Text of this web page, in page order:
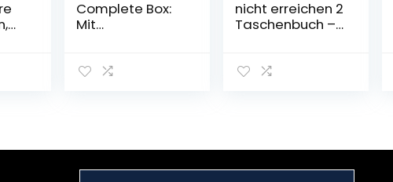
Complete Box:
Mit
28. Oktober 2014
nicht erreichen 2
Taschenbuch –